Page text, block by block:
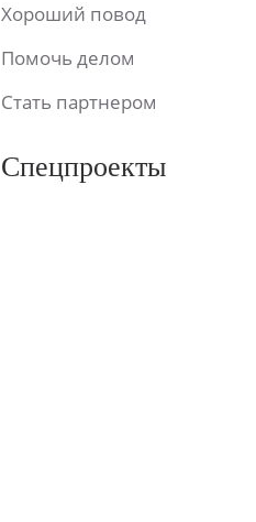
Хороший повод
Помочь делом
Стать партнером
Спецпроекты